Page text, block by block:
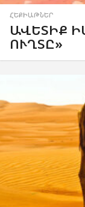
ՀԵՔԻԱԹՆԵՐ
ԱՎԵՏԻՔ
ՈՒՂՏԸ»